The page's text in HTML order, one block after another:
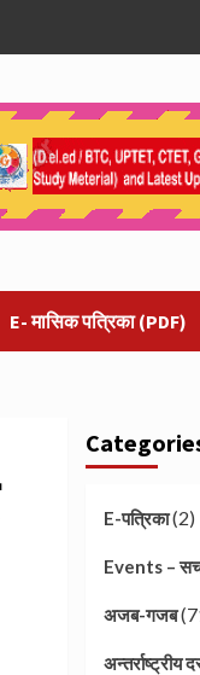
E- मासिक पत्रिका (PDF)
E-पत्रिका(2)
Events –
अजब-गजब
अन्तर्राष्ट्रीय